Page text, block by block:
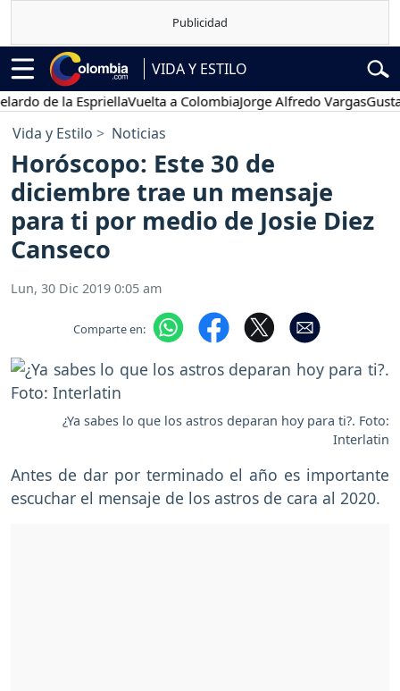
VIDA Y ESTILO
la EspriellaVuelta a ColombiaJorge Alfredo VargasGustavo
Vida y Estilo Noticias
Horóscopo: Este 30 de
diciembre trae un mensaje
para ti por medio de Josie Diez
Canseco
Lun, 30 Dic 2019 0:05 am
Comparte en:
¿Ya sabes lo que los astros deparan hoy para ti?. Foto:
Interlatin
Antes de dar por terminado el año es importante
escuchar el mensaje de los astros de cara al 2020.